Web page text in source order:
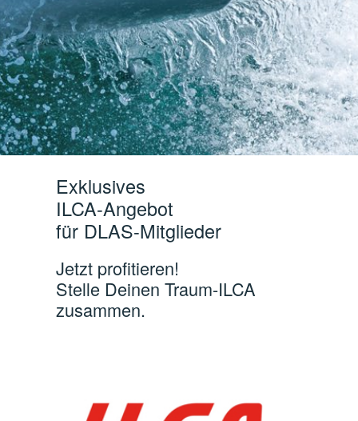
Exklusives
ILCA-Angebot
für DLAS-Mitglieder
Jetzt profitieren!
Stelle Deinen Traum-ILCA
zusammen.